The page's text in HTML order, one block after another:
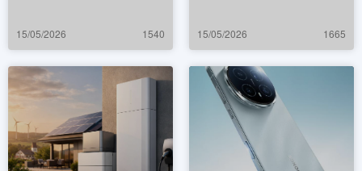
15/05/2026 1540 15/05/2026 1665